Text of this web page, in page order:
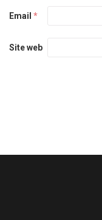
Email *
Site web